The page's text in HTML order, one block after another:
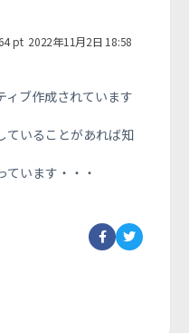
pt 2022年11月2日 18:58
ィブ作成されています
ていることがあれば知
います・・・